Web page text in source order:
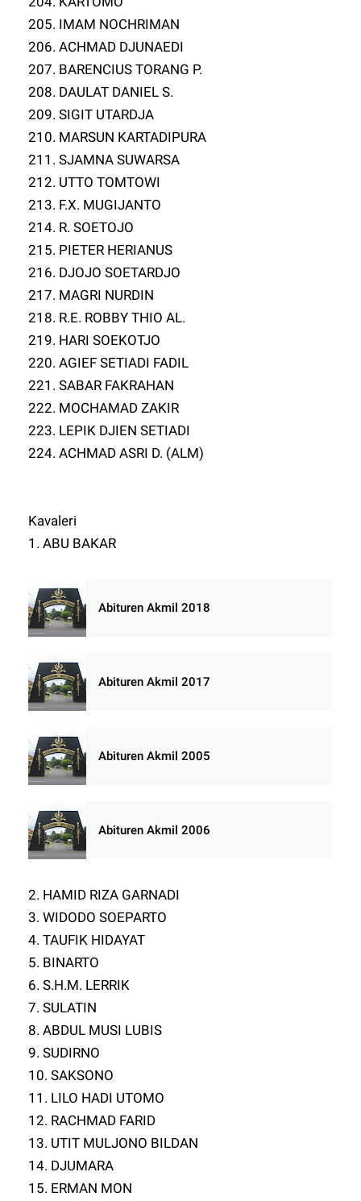
205. IMAM NOCHRIMAN
206. ACHMAD DJUNAEDI
207. BARENCIUS TORANG P.
208. DAULAT DANIEL S.
209. SIGIT UTARDJA
210. MARSUN KARTADIPURA
211. SJAMNA SUWARSA
212. UTTO TOMTOWI
213. F.X. MUGIJANTO
214. R. SOETOJO
215. PIETER HERIANUS
216. DJOJO SOETARDJO
217. MAGRI NURDIN
218. R.E. ROBBY THIO AL.
219. HARI SOEKOTJO
220. AGIEF SETIADI FADIL
221. SABAR FAKRAHAN
222. MOCHAMAD ZAKIR
223. LEPIK DJIEN SETIADI
224. ACHMAD ASRI D. (ALM)
Kavaleri
1. ABU BAKAR
Abituren Akmil 2018
Abituren Akmil 2017
Abituren Akmil 2005
Abituren Akmil 2006
2. HAMID RIZA GARNADI
3. WIDODO SOEPARTO
4. TAUFIK HIDAYAT
5. BINARTO
6. S.H.M. LERRIK
7. SULATIN
8. ABDUL MUSI LUBIS
9. SUDIRNO
10. SAKSONO
11. LILO HADI UTOMO
12. RACHMAD FARID
13. UTIT MULJONO BILDAN
14. DJUMARA
15. ERMAN MON